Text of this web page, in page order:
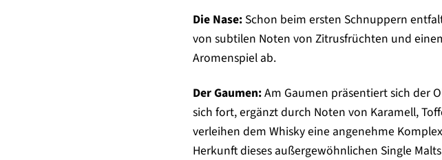
Die Nase: Schon beim ersten Schnuppern
von subtilen Noten von Zitrusfrüchten und
Aromenspiel ab.
Der Gaumen:Am Gaumen präsentiert sich der
sich fort, ergänzt durch Noten von Karamell,
verleihen dem Whisky eine angenehme
Herkunft dieses außergewöhnlichen Single